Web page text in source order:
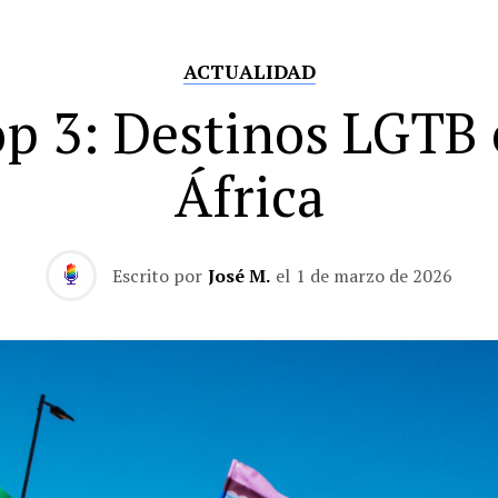
ACTUALIDAD
3: Destinos LGTB
África
Escrito por José M. el 1 de marzo de 2026